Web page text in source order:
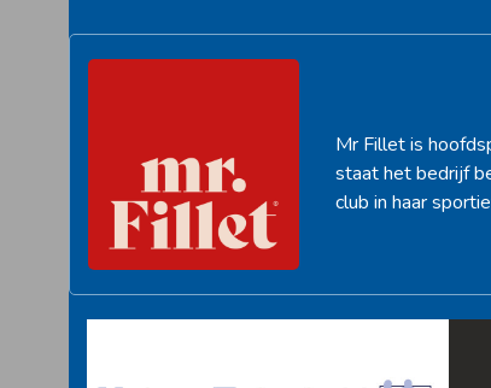
Mr Fillet is
staat het bedrijf
club in haar